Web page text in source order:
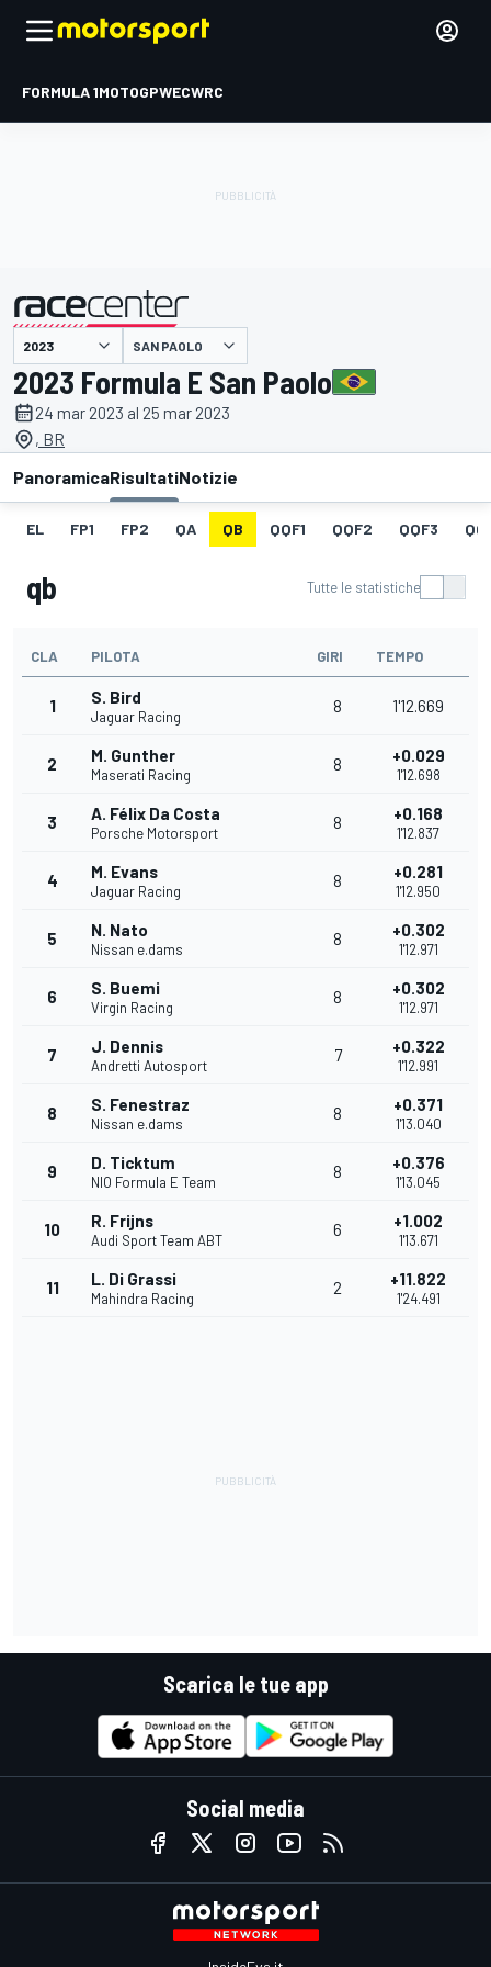
FORMULA 1MOTOGPWECWRC
presentato da SAN PAOLO
2023 Formula E San Paolo
24 mar 2023 al 25 mar 2023
, BR
PanoramicaRisultatiNotizie
EL FP1 FP2 QA QB QQF1 QQF2 QQF3
qb Tutte le statistiche
CLA PILOTA GIRI TEMPO
1 S. Bird
Jaguar Racing
8 1'12.669
2 M. Gunther
Maserati Racing
8 +0.029
1'12.698
3 A. Félix Da Costa
Porsche Motorsport
8 +0.168
1'12.837
4 M. Evans
Jaguar Racing
8 +0.281
1'12.950
5 N. Nato
Nissan e.dams
8 +0.302
1'12.971
6 S. Buemi
Virgin Racing
8 +0.302
1'12.971
7 J. Dennis
Andretti Autosport
7 +0.322
1'12.991
8 S. Fenestraz
Nissan e.dams
8 +0.371
1'13.040
9 D. Ticktum
NIO Formula E Team
8 +0.376
1'13.045
10 R. Frijns
Audi Sport Team ABT
6 +1.002
1'13.671
11 L. Di Grassi
Mahindra Racing
2 +11.822
1'24.491
Scarica le tue app
Social media